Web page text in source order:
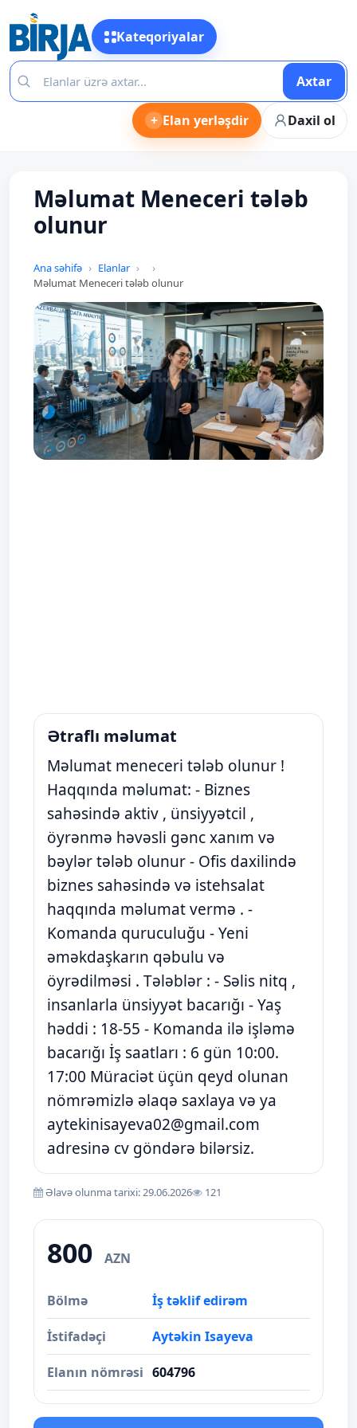
Kateqoriyalar
Axtar
+ Elan yerləşdir Daxil ol
Məlumat Meneceri tələb
olunur
Ana səhifə
Elanlar
Məlumat Meneceri tələb olunur
Ətraflı məlumat
Məlumat meneceri tələb olunur !
Haqqında məlumat: - Biznes
sahəsində aktiv , ünsiyyətcil ,
öyrənmə həvəsli gənc xanım və
bəylər tələb olunur - Ofis daxilində
biznes sahəsində və istehsalat
haqqında məlumat vermə . -
Komanda quruculuğu - Yeni
əməkdaşkarın qəbulu və
öyrədilməsi . Tələblər : - Səlis nitq ,
insanlarla ünsiyyət bacarığı - Yaş
həddi : 18-55 - Komanda ilə işləmə
bacarığı İş saatları : 6 gün 10:00.
17:00 Müraciət üçün qeyd olunan
nömrəmizlə əlaqə saxlaya və ya
aytekinisayeva02@gmail.com
adresinə cv göndərə bilərsiz.
Əlavə olunma tarixi: 29.06.2026 121
800 AZN
Bölmə İş təklif edirəm
İstifadəçi Aytəkin Isayeva
Elanın nömrəsi 604796